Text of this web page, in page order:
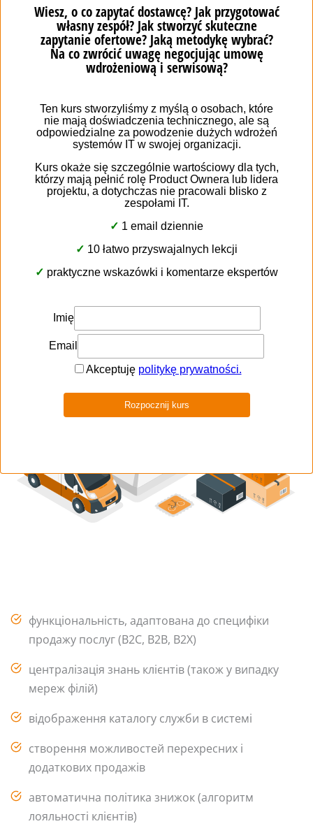
Функції в системах для сфери послуг
Шукаєш нове програмне забезпечення для своєї
компанії? Подивися, на що звернути увагу і що
вимагати від системи для сфери послуг:
функціональність, адаптована до специфіки
продажу послуг (B2C, B2B, B2X)
централізація знань клієнтів (також у випадку
мереж філій)
відображення каталогу служби в системі
створення можливостей перехресних і
додаткових продажів
автоматична політика знижок (алгоритм
лояльності клієнтів)